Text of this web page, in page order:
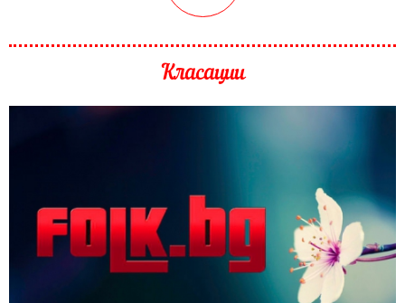
Класации